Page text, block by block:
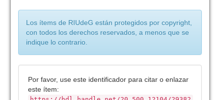
Los ítems de RIUdeG están protegidos por copyright,
con todos los derechos reservados, a menos que se
indique lo contrario.
Por favor, use este identificador para citar o enlazar
este ítem: